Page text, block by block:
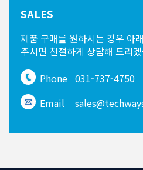
SALES
제품 구매를 원하시는 경우 아
주시면 친절하게 상담해 드리
Phone 031-737-4750
Email